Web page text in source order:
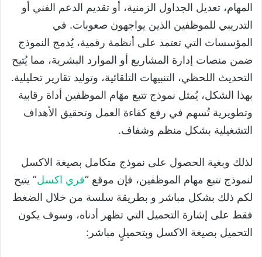
المهام، تعديل الجداول الزمنية، أو تقديم الدعم الفني أو
التدريبي للموظفين الذين يواجهون صعوبات. في
المؤسسات التي تعتمد على أنظمة رقمية، يُدمج النموذج
ضمن منصات إدارة المشاريع أو الموارد البشرية، مما يُتيح
التحديث اللحظي، التنبيهات التلقائية، وتوليد تقارير تحليلية.
بهذا الشكل، يُمثل نموذج تتبع مهَام الموظفين أداة رقابية
وتطويرية تُسهم في رفع كفاءة العمل وتحقيق الأهداف
التشغيلية بشكل منظم وشفاف.
لذلك وبغية الحصول على نموذج متكامل بصيغة الاكسل
لنموذج تتبع مهام الموظفين، فإن موقع “فري اكسل” يتيح
لكم ذلك بشكل مباشر و بطريقة سلسة من خلال الضغط
فقط على إشارة التحميل التي تظهر أدناه، وسوف يكون
التحميل بصيغة الاكسل وبتحميلٍ مباشر: